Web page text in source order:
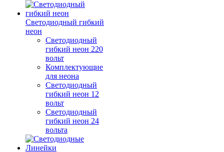
Светодиодный гибкий
неон
Светодиодный
гибкий неон 220
вольт
Комплектующие
для неона
Светодиодный
гибкий неон 12
вольт
Светодиодный
гибкий неон 24
вольта